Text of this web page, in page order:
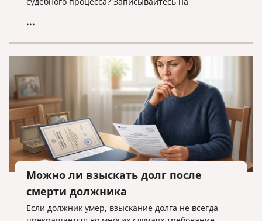
cлово» по адресу law@pravoislovo.ru
...
Можно ли взыскать долг после
смерти должника
Если должник умер, взыскание долга не всегда